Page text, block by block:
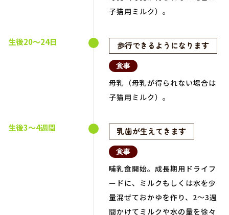
子猫用ミルク）。
生後20～24日 歩行できるようになります
食事
母乳（母乳が得られない場合は
子猫用ミルク）。
生後3～4週間 乳歯が生えてきます
食事
哺乳食開始。成長期用ドライフ
ードに、ミルクもしくは水を少
量混ぜておかゆを作り、2～3週
間かけてミルクや水の量を徐々